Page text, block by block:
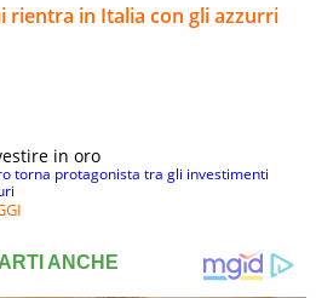
rientra in Italia con gli azzurri
in oro
torna protagonista tra gli investimenti